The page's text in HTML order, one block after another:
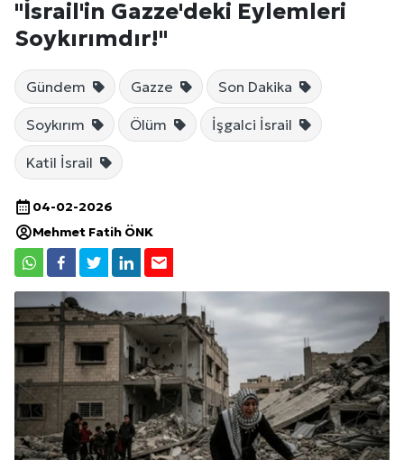
"İsrail'in Gazze'deki Eylemleri
Soykırımdır!"
Gündem Gazze Son Dakika
Soykırım Ölüm İşgalci İsrail
Katil İsrail
04-02-2026
Mehmet Fatih ÖNK
Site İçi (On-Page) SEO Hizmeti: Web Sitenizin